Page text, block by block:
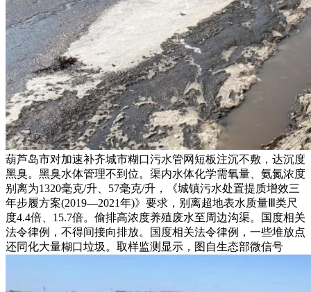
葫芦岛市对加速补齐城市糊口污水管网短板注沉不敷，达沉度
黑臭。黑臭水体管理不到位。渠内水体化学需氧量、氨氮浓度
别离为1320毫克/升、57毫克/升，《城镇污水处置提质增效三
年步履方案(2019—2021年)》要求，别离超地表水质量Ⅲ类尺
度4.4倍、15.7倍。偷排高浓度养殖废水至周边沟渠。国度相关
法令律例，不得间接向排放。国度相关法令律例，一些堆放点
还同化大量糊口垃圾。取样监测显示，图自生态部微信号